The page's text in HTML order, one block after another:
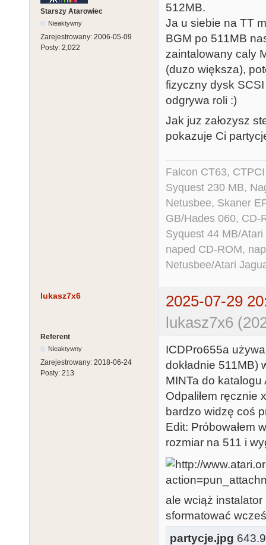
Starszy Atarowiec
Nieaktywny
Zarejestrowany: 2006-05-09
Posty: 2,022
512MB.
Ja u siebie na TT
BGM po 511MB
zaintalowany caly
(duzo większa),
fizyczny dysk
odgrywa roli :)
Jak juz załozysz
pokazuje Ci
Falcon CT63,
Syquest 230 MB,
Netusbee, Skaner
GB/Hades 060, CD-
Syquest 44 MB/
naped CD-ROM,
Netusbee/Atari
lukasz7x6
2025-07-29
lukasz7x6
Referent
Nieaktywny
Zarejestrowany: 2018-06-24
Posty: 213
ICDPro655a
dokładnie 511MB)
MINTa do katalogu
Odpaliłem ręcznie
bardzo widzę coś
Edit: Próbowałem
rozmiar na 511 i
ale wciąż
sformatować
partycje.jpg